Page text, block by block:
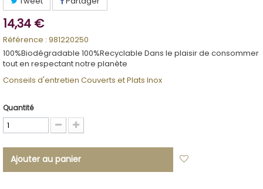
14,34 €
Référence : 981220250
100%Biodégradable 100%Recyclable Dans le plaisir de consommer
tout en respectant notre planète
Conseils d'entretien Couverts et Plats Inox
Quantité
Ajouter au panier